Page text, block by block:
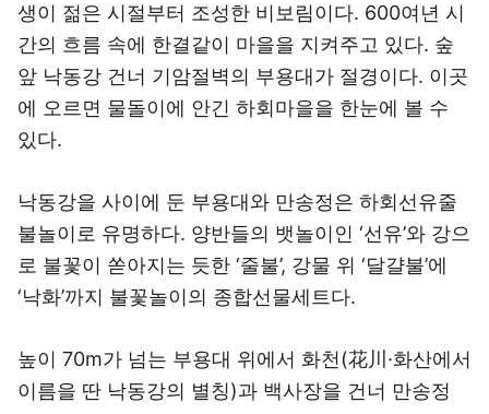
생이 젊은 시절부터 조성한 비보림이다. 600여년 시
간의 흐름 속에 한결같이 마을을 지켜주고 있다. 숲
앞 낙동강 건너 기암절벽의 부용대가 절경이다. 이곳
에 오르면 물돌이에 안긴 하회마을을 한눈에 볼 수
있다.
낙동강을 사이에 둔 부용대와 만송정은 하회선유줄
불놀이로 유명하다. 양반들의 뱃놀이인 ‘선유’와 강으
로 불꽃이 쏟아지는 듯한 ‘줄불’, 강물 위 ‘달걀불’에
‘낙화’까지 불꽃놀이의 종합선물세트다.
높이 70m가 넘는 부용대 위에서 화천(花川·화산에서
이름을 딴 낙동강의 별칭)과 백사장을 건너 만송정